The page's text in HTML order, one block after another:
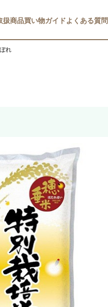
扱商品買い物ガイドよくある質問
れ